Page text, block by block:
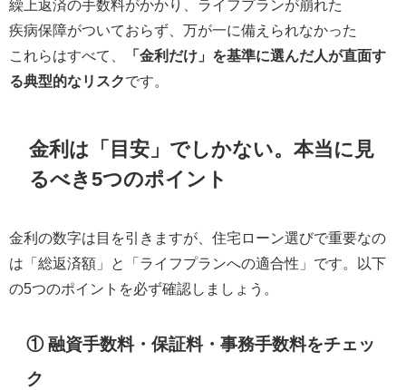
繰上返済の手数料がかかり、ライフプランが崩れた
疾病保障がついておらず、万が一に備えられなかった
これらはすべて、
「金利だけ」を基準に選んだ人が直面す
る典型的なリスクです。
金利は「目安」でしかない。本当に見
るべき5つのポイント
金利の数字は目を引きますが、住宅ローン選びで重要なの
は「総返済額」と「ライフプランへの適合性」です。以下
の5つのポイントを必ず確認しましょう。
① 融資手数料・保証料・事務手数料をチェッ
ク